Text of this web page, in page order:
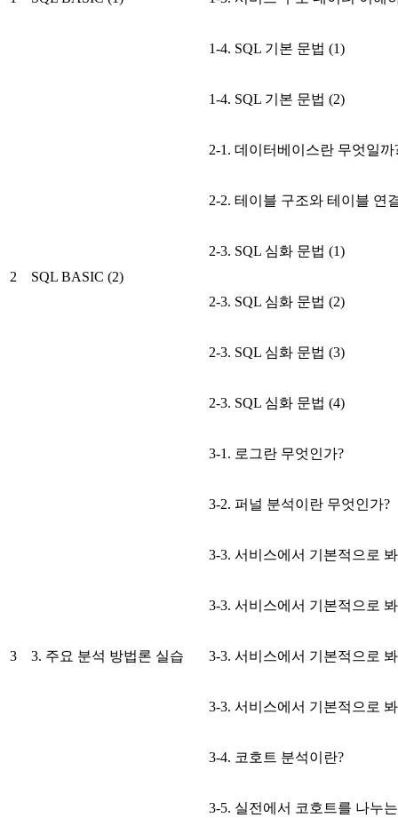
1-4. SQL 기본 문법 (1)
1-4. SQL 기본 문법 (2)
2 SQL BASIC (2)
2-1. 데이터베이스란 무엇일까
2-2. 테이블 구조와 테이블 연
2-3. SQL 심화 문법 (1)
2-3. SQL 심화 문법 (2)
2-3. SQL 심화 문법 (3)
2-3. SQL 심화 문법 (4)
3 3. 주요 분석 방법론 실습
3-1. 로그란 무엇인가?
3-2. 퍼널 분석이란 무엇인가?
3-3. 서비스에서 기본적으로
3-3. 서비스에서 기본적으로
3-3. 서비스에서 기본적으로
3-3. 서비스에서 기본적으로
3-4. 코호트 분석이란?
3-5. 실전에서 코호트를 나누